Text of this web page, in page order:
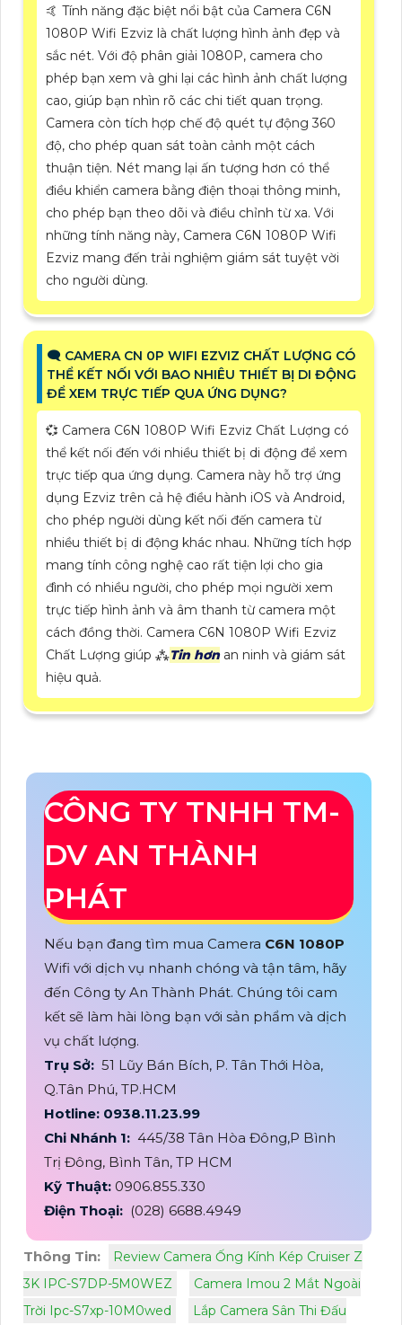
🤙 Tính năng đặc biệt nổi bật của Camera C6N
1080P Wifi Ezviz là chất lượng hình ảnh đẹp và
sắc nét. Với độ phân giải 1080P, camera cho
phép bạn xem và ghi lại các hình ảnh chất lượng
cao, giúp bạn nhìn rõ các chi tiết quan trọng.
Camera còn tích hợp chế độ quét tự động 360
độ, cho phép quan sát toàn cảnh một cách
thuận tiện. Nét mang lại ấn tượng hơn có thể
điều khiển camera bằng điện thoại thông minh,
cho phép bạn theo dõi và điều chỉnh từ xa. Với
những tính năng này, Camera C6N 1080P Wifi
Ezviz mang đến trải nghiệm giám sát tuyệt vời
cho người dùng.
🗨️ CAMERA CN 0P WIFI EZVIZ CHẤT LƯỢNG CÓ
THỂ KẾT NỐI VỚI BAO NHIÊU THIẾT BỊ DI ĐỘNG
ĐỂ XEM TRỰC TIẾP QUA ỨNG DỤNG?
💞 Camera C6N 1080P Wifi Ezviz Chất Lượng có
thể kết nối đến với nhiều thiết bị di động để xem
trực tiếp qua ứng dụng. Camera này hỗ trợ ứng
dụng Ezviz trên cả hệ điều hành iOS và Android,
cho phép người dùng kết nối đến camera từ
nhiều thiết bị di động khác nhau. Những tích hợp
mang tính công nghệ cao rất tiện lợi cho gia
đình có nhiều người, cho phép mọi người xem
trực tiếp hình ảnh và âm thanh từ camera một
cách đồng thời. Camera C6N 1080P Wifi Ezviz
Chất Lượng giúp ⁂Tin hơnan ninh và giám sát
hiệu quả.
CÔNG TY TNHH TM-
DV AN THÀNH
PHÁT
Nếu bạn đang tìm mua Camera C6N 1080P
Wifi với dịch vụ nhanh chóng và tận tâm, hãy
đến Công ty An Thành Phát. Chúng tôi cam
kết sẽ làm hài lòng bạn với sản phẩm và dịch
vụ chất lượng.
Trụ Sở: 51 Lũy Bán Bích, P. Tân Thới Hòa,
Q.Tân Phú, TP.HCM
Hotline: 0938.11.23.99
Chi Nhánh 1: 445/38 Tân Hòa Đông,P Bình
Trị Đông, Bình Tân, TP HCM
Kỹ Thuật: 0906.855.330
Điện Thoại: (028) 6688.4949
Thông Tin:
Review Camera Ống Kính Kép Cruiser Z
3K IPC-S7DP-5M0WEZ
Camera Imou 2 Mắt Ngoài
Trời Ipc-S7xp-10M0wed
Lắp Camera Sân Thi Đấu